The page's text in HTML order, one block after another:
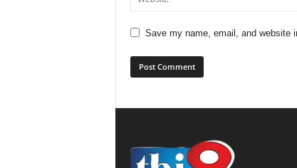
Save my name, email, and website